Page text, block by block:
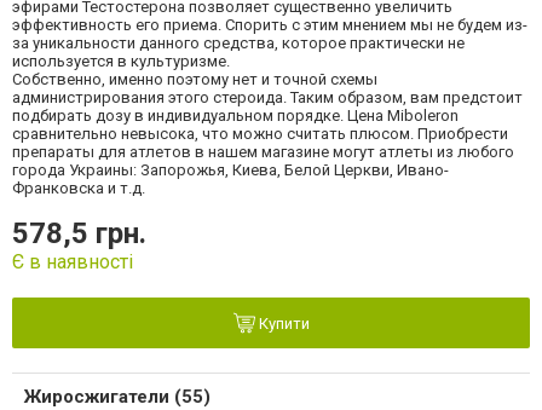
эфирами Тестостерона позволяет существенно увеличить
эффективность его приема. Спорить с этим мнением мы не будем из-
за уникальности данного средства, которое практически не
используется в культуризме.
Собственно, именно поэтому нет и точной схемы
администрирования этого стероида. Таким образом, вам предстоит
подбирать дозу в индивидуальном порядке. Цена Miboleron
сравнительно невысока, что можно считать плюсом. Приобрести
препараты для атлетов в нашем магазине могут атлеты из любого
города Украины: Запорожья, Киева, Белой Церкви, Ивано-
Франковска и т.д.
578,5 грн.
Є в наявності
Купити
Жиросжигатели (55)